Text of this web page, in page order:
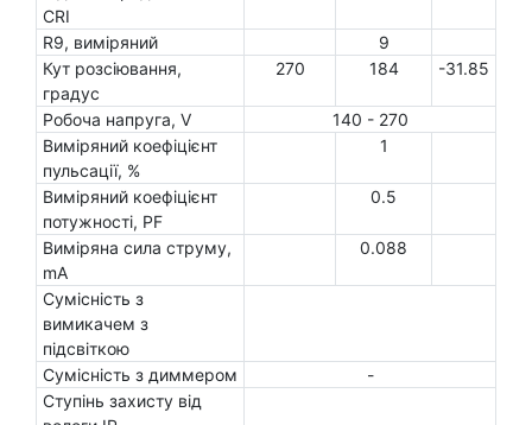
CRI
R9, виміряний
9
Кут розсіювання,
градус
270 184 -31.85
Робоча напруга, V
140 - 270
Виміряний коефіцієнт
пульсації, %
1
Виміряний коефіцієнт
потужності, PF
0.5
Виміряна сила струму,
mA
0.088
Сумісність з
вимикачем з
підсвіткою
Сумісність з диммером
-
Ступінь захисту від